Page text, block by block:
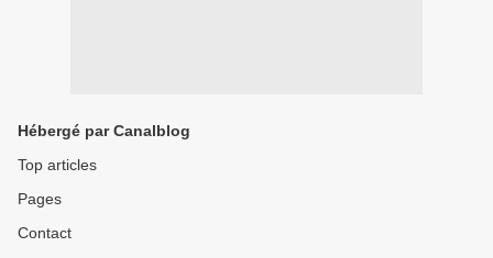
Hébergé par Canalblog
Top articles
Pages
Contact